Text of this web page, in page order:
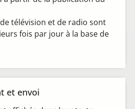
télévision et de radio sont
fois par jour à la base de
et envoi